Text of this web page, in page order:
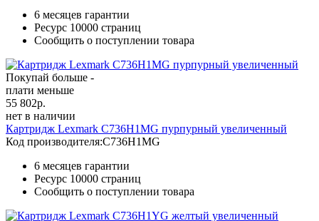
6 месяцев гарантии
Ресурс 10000 страниц
Сообщить о поступлении товара
Покупай больше -
плати меньше
55 802р.
нет в наличии
Картридж Lexmark C736H1MG пурпурный увеличенный
Код производителя:C736H1MG
6 месяцев гарантии
Ресурс 10000 страниц
Сообщить о поступлении товара